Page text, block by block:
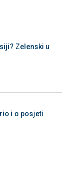
Zelenski u
i o posjeti